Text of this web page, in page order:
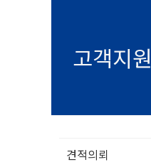
고객지원
견적의뢰